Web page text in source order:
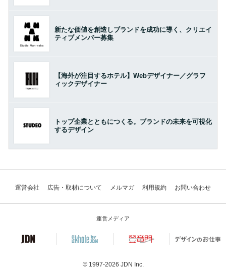
新たな価値を創造しブランドを成功に導く、クリエイ
ティブメンバー募集
【海外が注目するホテル】Webデザイナー／グラフ
ィックデザイナー
トップ企業とともにつくる。ブランドの未来を可視化
するデザイン
運営会社 広告・取材について メルマガ 利用規約 お問い合わせ
運営メディア
© 1997-2026 JDN Inc.